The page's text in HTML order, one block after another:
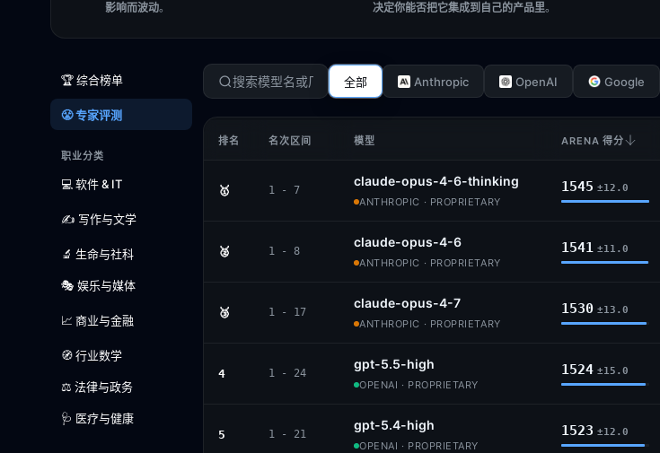
影响而波动。
决定你能否把它集成到自己的产品里。
🏆 综合榜单
😤 专家评测
职业分类
💻 软件 & IT
✍️ 写作与文学
🔬 生命与社科
🎭 娱乐与媒体
📈 商业与金融
🧭 行业数学
⚖️ 法律与政务
🩺 医疗与健康
全部 Anthropic OpenAI Google
排名 名次区间 模型 ARENA 得分
🥇 1 - 7
claude-opus-4-6-thinking
ANTHROPIC · PROPRIETARY
1545 ±12.0
🥈 1 - 8
claude-opus-4-6
ANTHROPIC · PROPRIETARY
1541 ±11.0
🥉 1 - 17
claude-opus-4-7
ANTHROPIC · PROPRIETARY
1530 ±13.0
4 1 - 24
gpt-5.5-high
OPENAI · PROPRIETARY
1524 ±15.0
5 1 - 21
gpt-5.4-high
OPENAI · PROPRIETARY
1523 ±12.0